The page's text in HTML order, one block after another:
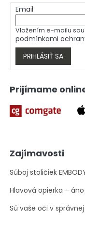
Email
Vložením e-mailu
podmínkami
PRIHLÁSIŤ SA
Prijímame
Zajímavosti
Súboj stoličiek
Hlavová opierka –
Sú vaše oči v